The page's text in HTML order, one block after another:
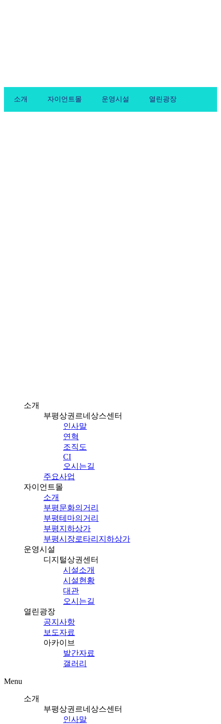
소개 자이언트몰 운영시설 열린광장
소개
부평상권르네상스센터
인사말
연혁
조직도
CI
오시는길
주요사업
자이언트몰
소개
부평문화의거리
부평테마의거리
부평지하상가
부평시장로타리지하상가
운영시설
디지털상권센터
시설소개
시설현황
대관
오시는길
열린광장
공지사항
보도자료
아카이브
발간자료
갤러리
Menu
소개
부평상권르네상스센터
인사말